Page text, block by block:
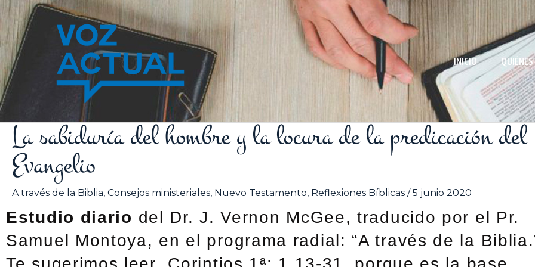
contenido
INICIO
La sabiduría del hombre y la locura de la predicación del
Evangelio
A través de la Biblia, Consejos ministeriales, Nuevo Testamento, Reflexiones Bíblicas /5 junio 2020
Estudio diario del Dr. J. Vernon McGee, traducido por el Pr.
Samuel Montoya, en el programa radial: “A través de la